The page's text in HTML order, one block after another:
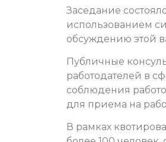
Заседание
использованием
обсуждению этой
Публичные
работодателей в
соблюдения
для приема на
В рамках